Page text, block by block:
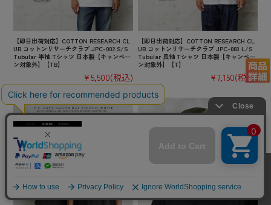
【即日出荷対応】COTTON RESEARCH CL
UB コットンリサーチクラブ JPC-002 S/S
Tubular 半袖 Tシャツ 日本製【キャンペー
ン対象外】【TB】
¥5,500(税込)
【即日出荷対応】COTTON RESEARCH CL
UB コットンリサーチクラブ JPC-003 L/S
Tubular 長袖 Tシャツ 日本製【キャンペー
ン対象外】【T】
¥7,150(税込)